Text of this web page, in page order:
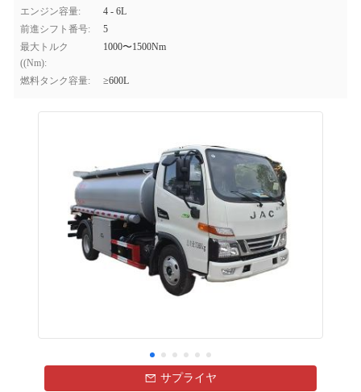
エンジン容量:
4 - 6L
前進シフト番号:
5
最大トルク
((Nm):
1000〜1500Nm
燃料タンク容量: ≥600L
サプライヤ